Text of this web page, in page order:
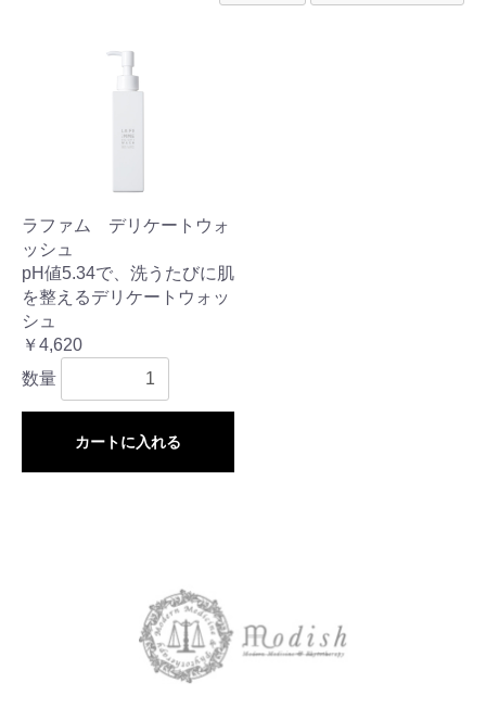
ラファム デリケートウォ
ッシュ
pH値5.34で、洗うたびに肌
を整えるデリケートウォッ
シュ
￥4,620
数量
カートに入れる